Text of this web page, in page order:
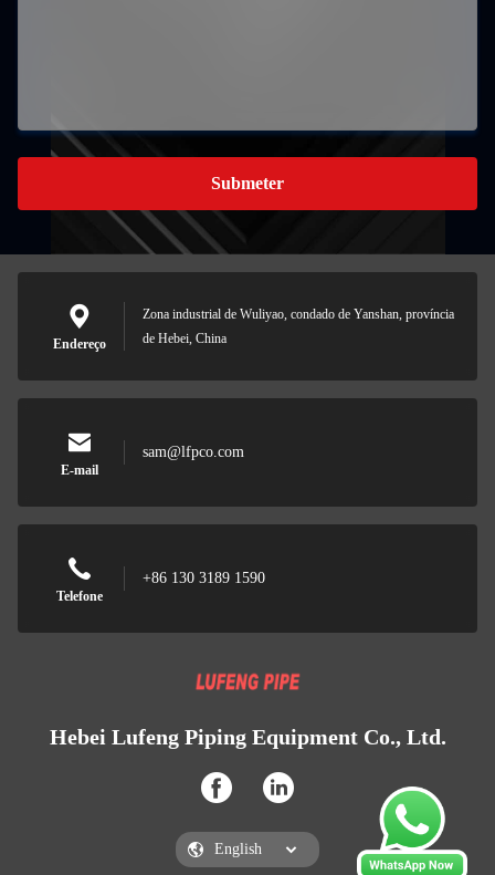
Submeter
Endereço
Zona industrial de Wuliyao, condado de Yanshan, província
de Hebei, China
E-mail
sam@lfpco.com
Telefone
+86 130 3189 1590
Hebei Lufeng Piping Equipment Co., Ltd.